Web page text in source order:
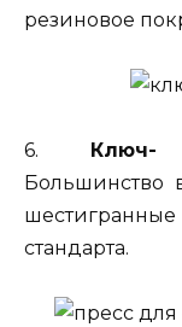
резиновое
6. Ключ-
Большинство
стандарта.